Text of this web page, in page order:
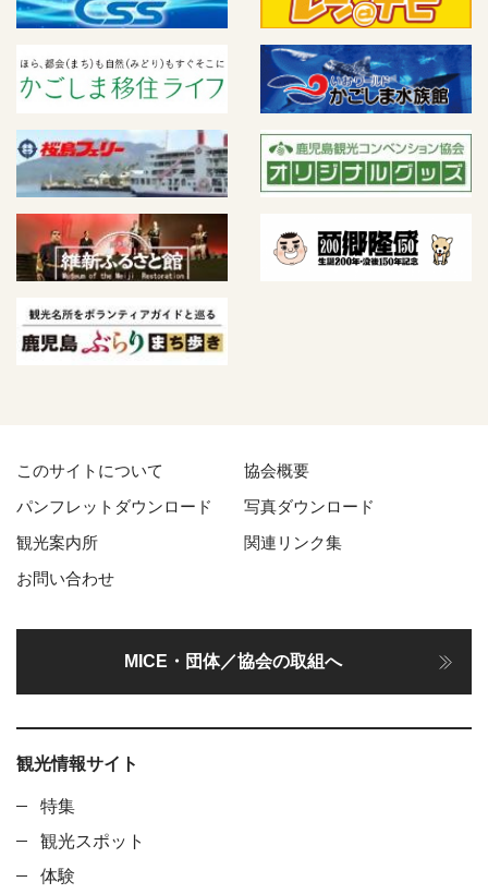
このサイトについて
協会概要
パンフレットダウンロード
写真ダウンロード
観光案内所
関連リンク集
お問い合わせ
MICE・団体／協会の取組へ
観光情報サイト
特集
観光スポット
体験